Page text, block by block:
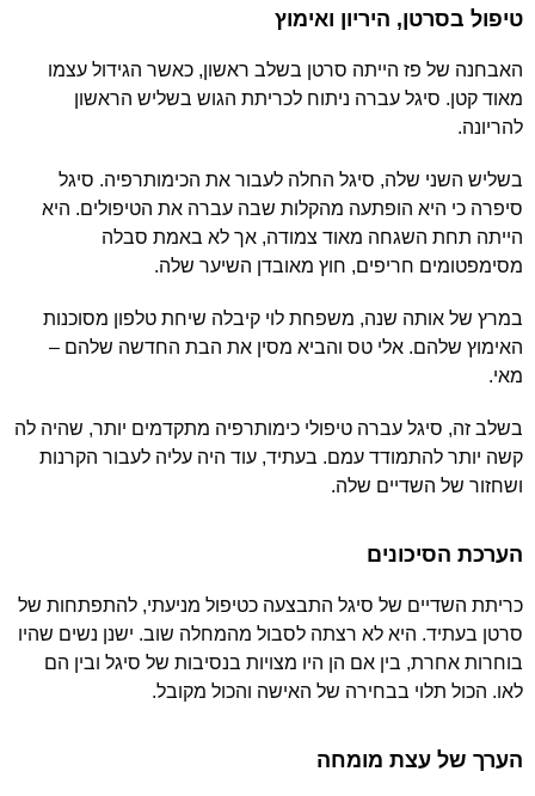
טיפול בסרטן, היריון ואימוץ
האבחנה של פז הייתה סרטן בשלב ראשון, כאשר הגידול עצמו
מאוד קטן. סיגל עברה ניתוח לכריתת הגוש בשליש הראשון
להריונה.
בשליש השני שלה, סיגל החלה לעבור את הכימותרפיה. סיגל
סיפרה כי היא הופתעה מהקלות שבה עברה את הטיפולים. היא
הייתה תחת השגחה מאוד צמודה, אך לא באמת סבלה
מסימפטומים חריפים, חוץ מאובדן השיער שלה.
במרץ של אותה שנה, משפחת לוי קיבלה שיחת טלפון מסוכנות
האימוץ שלהם. אלי טס והביא מסין את הבת החדשה שלהם –
מאי.
בשלב זה, סיגל עברה טיפולי כימותרפיה מתקדמים יותר, שהיה לה
קשה יותר להתמודד עמם. בעתיד, עוד היה עליה לעבור הקרנות
ושחזור של השדיים שלה.
הערכת הסיכונים
כריתת השדיים של סיגל התבצעה כטיפול מניעתי, להתפתחות של
סרטן בעתיד. היא לא רצתה לסבול מהמחלה שוב. ישנן נשים שהיו
בוחרות אחרת, בין אם הן היו מצויות בנסיבות של סיגל ובין הם
לאו. הכול תלוי בבחירה של האישה והכול מקובל.
הערך של עצת מומחה